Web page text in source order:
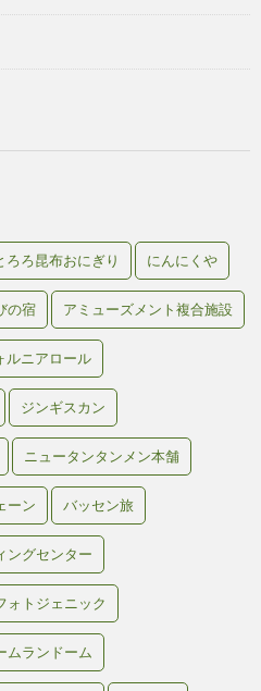
ろろ昆布おにぎり にんにくや
の宿 アミューズメント複合施設
ルニアロール
ジンギスカン
ニュータンタンメン本舗
ーン バッセン旅
ングセンター
ォトジェニック
ムランドーム